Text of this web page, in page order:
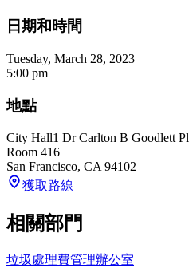
日期和時間
Tuesday, March 28, 2023
5:00 pm
地點
City Hall1 Dr Carlton B Goodlett Pl
Room 416
San Francisco, CA 94102
獲取路線
相關部門
垃圾處理費管理辦公室